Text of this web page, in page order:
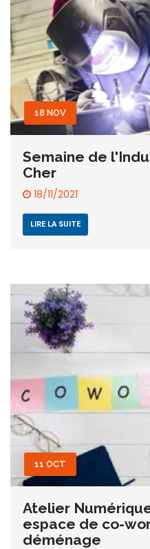
18 NOV
Semaine de
Cher
18/11/2021
LIRE LA SUITE
11 OCT
Atelier
espace de co-
déménage